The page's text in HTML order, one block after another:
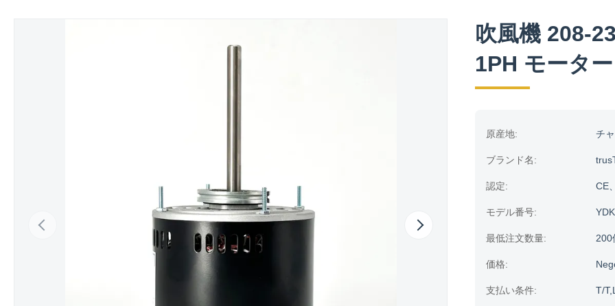
吹風機 208-
1PH モーター
原産地: チ
ブランド名:
認定: CE
モデル番号:
最低注文数量: 200
価格:
支払い条件: T/